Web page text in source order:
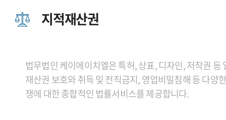
지적재산권
법무법인 케이에이치엘은 특허, 상표, 디자인, 저작권 등
재산권 보호와 취득 및 전직금지, 영업비밀침해 등 다양
쟁에 대한 종합적인 법률서비스를 제공합니다.